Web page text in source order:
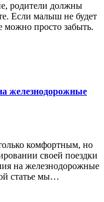
Если малыш не будет
можно просто забыть.
железнодорожные
своей поездки
на железнодорожные
статье мы…